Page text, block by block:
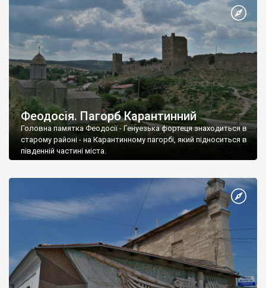
Феодосія. Пагорб Карантинний
Головна памятка Феодосії - Генуезька фортеця знаходиться в
старому районі - на Карантинному пагорбі, який підноситься в
південній частині міста.